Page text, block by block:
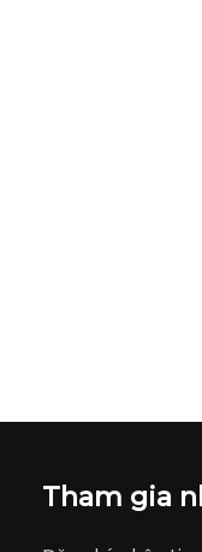
Tham gia